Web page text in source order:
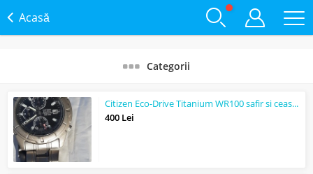
Acasă
Categorii
Citizen Eco-Drive Titanium WR100 safir si ceas Tokio Japan defecte
400 Lei